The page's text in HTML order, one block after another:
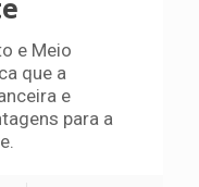
e Meio
que a
e
para a